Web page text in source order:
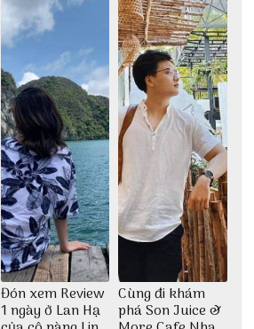
Đón xem Review
1 ngày ở Lan Hạ
Cùng đi khám
phá Son Juice &